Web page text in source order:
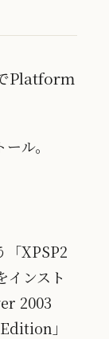
Platform
ル。
「XPSP2
ンスト
2003
」